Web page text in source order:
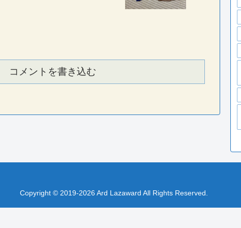
コメントを書き込む
Copyright © 2019-2026 Ard Lazaward All Rights Reserved.